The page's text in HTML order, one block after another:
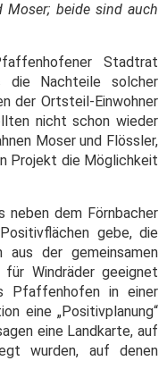
Moser; beide sind auch
Stadtrat
die Nachteile solcher
der Ortsteil-Einwohner
nicht schon wieder
Moser und Flössler,
Projekt die Möglichkeit
neben dem Förnbacher
gebe, die
aus der gemeinsamen
für Windräder geeignet
Pfaffenhofen in einer
eine „Positivplanung“
eine Landkarte, auf
wurden, auf denen